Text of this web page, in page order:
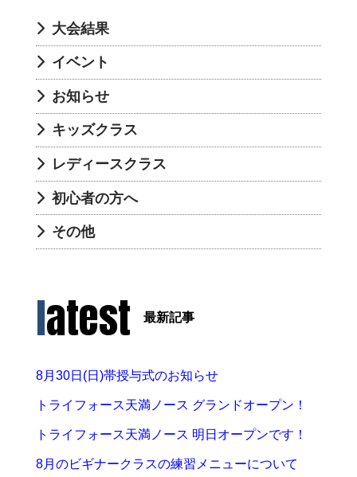
大会結果
イベント
お知らせ
キッズクラス
レディースクラス
初心者の方へ
その他
latest 最新記事
8月30日(日)帯授与式のお知らせ
トライフォース天満ノース グランドオープン！
トライフォース天満ノース 明日オープンです！
8月のビギナークラスの練習メニューについて